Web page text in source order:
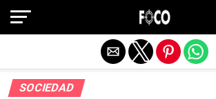
SOCIEDAD
Salir de la versión móvil